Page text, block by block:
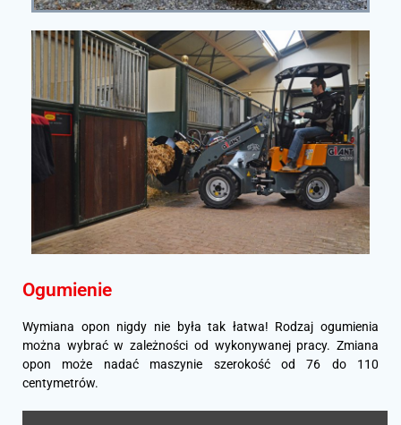
Ogumienie
Wymiana opon nigdy nie była tak łatwa! Rodzaj ogumienia
można wybrać w zależności od wykonywanej pracy. Zmiana
opon może nadać maszynie szerokość od 76 do 110
centymetrów.